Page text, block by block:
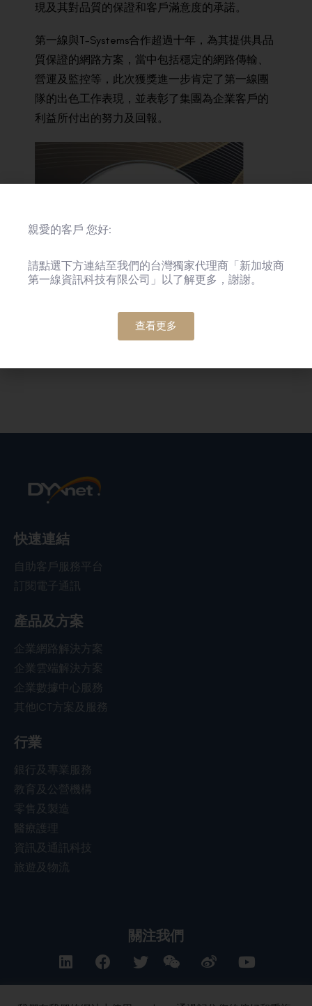
現及其對品質的保證和客戶滿意度的承諾。
第一線與T-Systems合作超過十年，為其提供具品
質保證的網路方案，當中包括穩定的網路傳輸、
營運及監控等，此次獲獎進一步肯定了第一線團
隊的出色工作表現，並表彰了集團為企業客戶的
利益所付出的努力及回報。
快速連結
自助客戶服務平台
訂閱電子通訊
產品及方案
企業網路解決方案
企業雲端解決方案
企業數據中心服務
其他ICT方案及服務
行業
銀行及專業服務
教育及公營機構
零售及製造
醫療護理
資訊及通訊科技
旅遊及物流
關注我們
親愛的客戶 您好:
請點選下方連結至我們的台灣獨家代理商「新加坡商
第一線資訊科技有限公司」以了解更多，謝謝。
查看更多